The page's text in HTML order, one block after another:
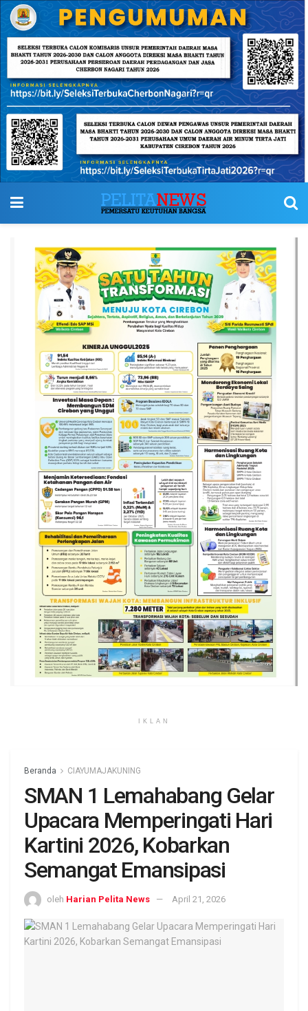
IKLAN
Beranda CIAYUMAJAKUNING
SMAN 1 Lemahabang Gelar
Upacara Memperingati Hari
Kartini 2026, Kobarkan
Semangat Emansipasi
oleh Harian Pelita News April 21, 2026